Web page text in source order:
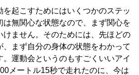
を起こすためにはいくつかのステッ
は無関心な状態なので、まず関心を
けません。そのためには、先ほどの
まず自分の身体の状態をわかって
。運動会というのもすごくいいアイ
メートル15秒で走れたのに、今は